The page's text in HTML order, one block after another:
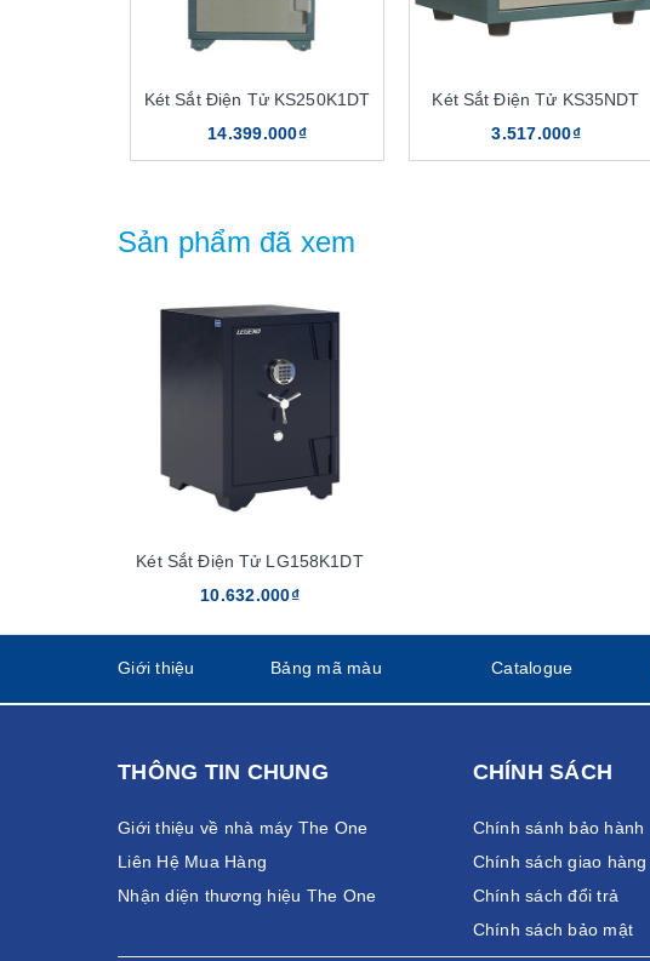
Két Sắt Điện Tử KS250K1DT
14.399.000₫
Két Sắt Điện Tử KS35NDT
3.517.000₫
Sản phẩm đã xem
Két Sắt Điện Tử LG158K1DT
10.632.000₫
Giới thiệu Bảng mã màu Catalogue
THÔNG TIN CHUNG
Giới thiệu về nhà máy The One
Liên Hệ Mua Hàng
Nhận diện thương hiệu The One
CHÍNH SÁCH
Chính sánh bảo hành
Chính sách giao hàng
Chính sách đổi trả
Chính sách bảo mật